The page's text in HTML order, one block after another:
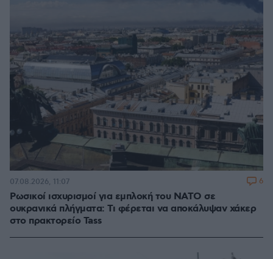
Ρωσικοί ισχυρισμοί για εμπλοκή του ΝΑΤΟ σε
ουκρανικά πλήγματα: Τι φέρεται να αποκάλυψαν χάκερ
στο πρακτορείο Tass
07.08.2026, 11:07 6